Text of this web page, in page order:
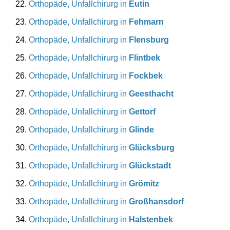
Orthopäde, Unfallchirurg in Eutin
Orthopäde, Unfallchirurg in Fehmarn
Orthopäde, Unfallchirurg in Flensburg
Orthopäde, Unfallchirurg in Flintbek
Orthopäde, Unfallchirurg in Fockbek
Orthopäde, Unfallchirurg in Geesthacht
Orthopäde, Unfallchirurg in Gettorf
Orthopäde, Unfallchirurg in Glinde
Orthopäde, Unfallchirurg in Glücksburg
Orthopäde, Unfallchirurg in Glückstadt
Orthopäde, Unfallchirurg in Grömitz
Orthopäde, Unfallchirurg in Großhansdorf
Orthopäde, Unfallchirurg in Halstenbek